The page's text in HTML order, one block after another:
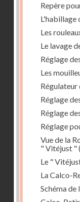
Repère
L'habillage
Les
Le lavage
Réglage
Les
Réglage
Réglage
Réglage
Vue de la
" Vitéjust "
Le "
La Calco-
Schéma